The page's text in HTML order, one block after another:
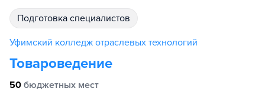
подготовка специалистов
Уфимский колледж отраслевых технологий
Товароведение
50 бюджетных мест